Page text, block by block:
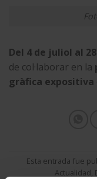
Del 4 de juliol al
de col·laborar en la
gràfica expositiva
Esta entrada fue
Actualidad,